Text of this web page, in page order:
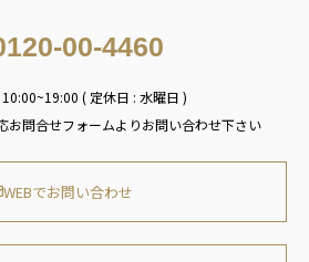
00-4460
( 定休日 : 水曜日 )
お問合せフォームよりお問い合わせ下さい
WEBでお問い合わせ